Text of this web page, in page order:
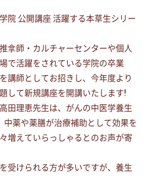
公開講座 活躍する本草生シリー
拿師・カルチャーセンターや個人
で活躍をされている学院の卒業
講師としてお招きし、今年度より
して新規講座を開講いたします!
田理恵先生は、がんの中医学養生
薬や薬膳が治療補助として効果を
増えていらっしゃるとのお声が寄
受けられる方が多いですが、養生